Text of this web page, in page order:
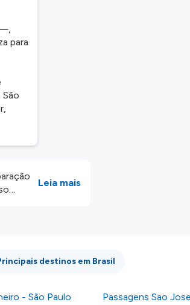
—,
para
Leia mais
destinos em Brasil
- São Paulo
Passagens Sao